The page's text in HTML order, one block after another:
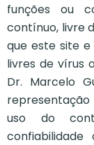
funções ou
contínuo, livre
que este site
livres de vírus
Dr. Marcelo
uso do